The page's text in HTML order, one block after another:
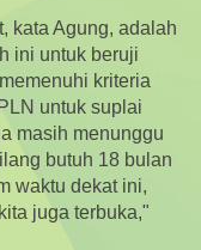
kata Agung, adalah
ini untuk beruji
kriteria
untuk suplai
masih menunggu
butuh 18 bulan
waktu dekat ini,
juga terbuka,"